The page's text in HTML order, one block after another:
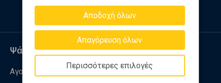
Αποδοχή όλων
Απαγόρευση όλων
Περισσότερες επιλογές
Ψάχνω για
Αγορά ακινήτου